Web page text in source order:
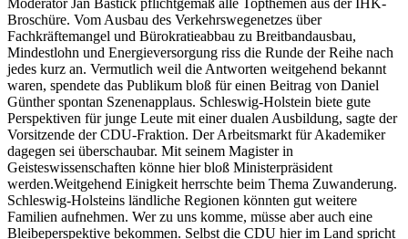
Broschüre. Vom Ausbau des Verkehrswegenetzes über
Fachkräftemangel und Bürokratieabbau zu Breitbandausbau,
Mindestlohn und Energieversorgung riss die Runde der Reihe nach
jedes kurz an. Vermutlich weil die Antworten weitgehend bekannt
waren, spendete das Publikum bloß für einen Beitrag von Daniel
Günther spontan Szenenapplaus. Schleswig-Holstein biete gute
Perspektiven für junge Leute mit einer dualen Ausbildung, sagte der
Vorsitzende der CDU-Fraktion. Der Arbeitsmarkt für Akademiker
dagegen sei überschaubar. Mit seinem Magister in
Geisteswissenschaften könne hier bloß Ministerpräsident
werden.Weitgehend Einigkeit herrschte beim Thema Zuwanderung.
Schleswig-Holsteins ländliche Regionen könnten gut weitere
Familien aufnehmen. Wer zu uns komme, müsse aber auch eine
Bleibeperspektive bekommen. Selbst die CDU hier im Land spricht